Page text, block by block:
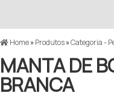
Home»Produtos»Categoria -
MANTA DE
BRANCA